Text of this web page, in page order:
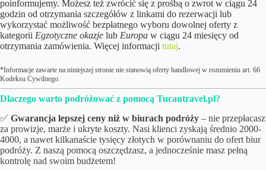
poinformujemy. Możesz też zwrócić się z prośbą o zwrot w ciągu 24
godzin od otrzymania szczegółów z linkami do rezerwacji lub
wykorzystać możliwość bezpłatnego wyboru dowolnej oferty z
kategorii Egzotyczne okazje lub Europa w ciągu 24 miesięcy od
otrzymania zamówienia. Więcej informacji tutaj.
*Informacje zawarte na niniejszej stronie nie stanowią oferty handlowej w rozumieniu art. 66
Kodeksu Cywilnego.
Dlaczego warto podróżować z pomocą Tucantravel.pl?
✅ Gwarancja lepszej ceny niż w biurach podróży – nie przepłacasz
za prowizje, marże i ukryte koszty. Nasi klienci zyskają średnio 2000-
4000, a nawet kilkanaście tysięcy złotych w porównaniu do ofert biur
podróży. Z naszą pomocą oszczędzasz, a jednocześnie masz pełną
kontrolę nad swoim budżetem!